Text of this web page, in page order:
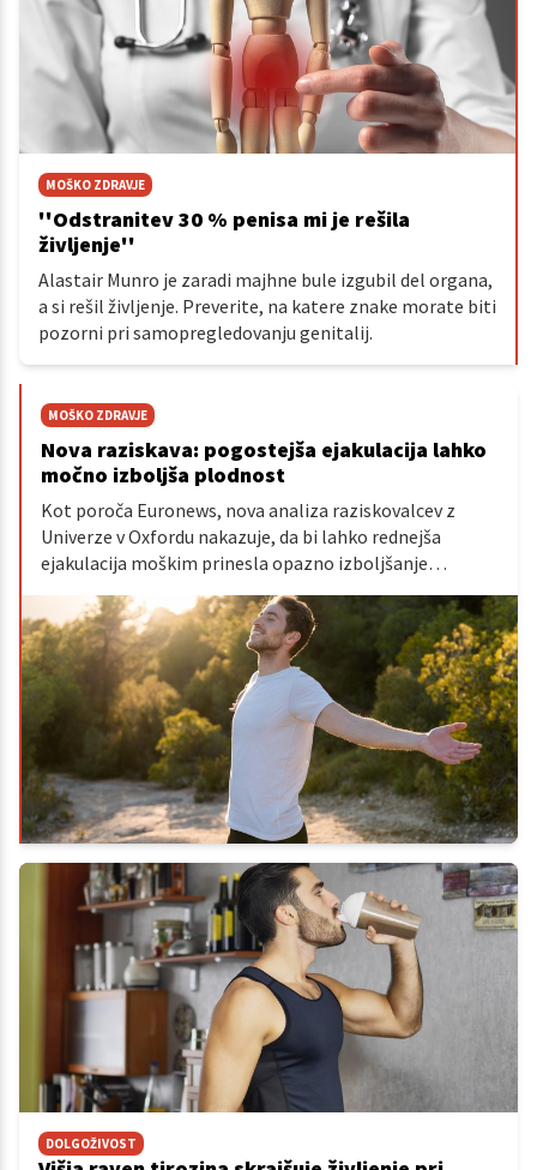
MOŠKO ZDRAVJE
''Odstranitev 30 % penisa mi je rešila
življenje''
Alastair Munro je zaradi majhne bule izgubil del organa,
a si rešil življenje. Preverite, na katere znake morate biti
pozorni pri samopregledovanju genitalij.
MOŠKO ZDRAVJE
Nova raziskava: pogostejša ejakulacija lahko
močno izboljša plodnost
Kot poroča Euronews, nova analiza raziskovalcev z
Univerze v Oxfordu nakazuje, da bi lahko rednejša
ejakulacija moškim prinesla opazno izboljšanje
kakovosti sperme.
DOLGOŽIVOST